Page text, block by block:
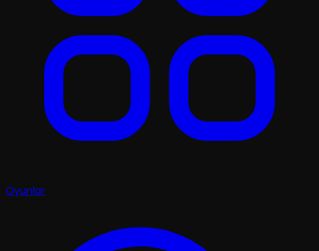
Oyunlar